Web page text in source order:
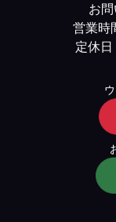
お
営業時
定休日